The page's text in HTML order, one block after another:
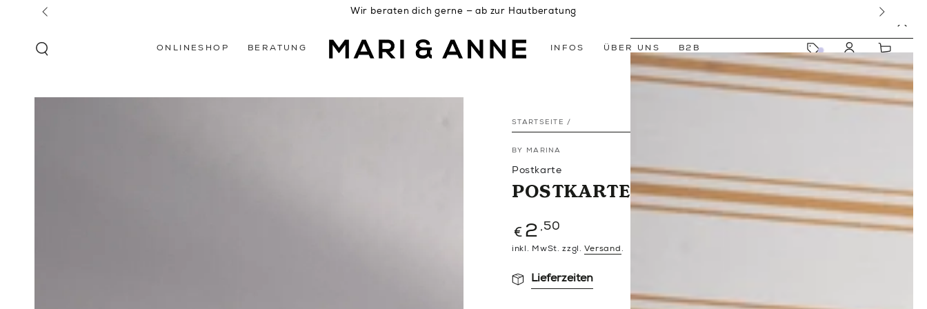
ZUM INHALT
SPRINGEN
Wir beraten dich gerne — ab zur Hautberatung
ONLINESHOP BERATUNG INFOS ÜBER UNS B2B Warenkorb
STARTSEITE /
BY MARINA
Postkarte
POSTKARTE
Regulärer
€ 2 ,50
inkl. MwSt. zzgl. Versand .
Lieferzeiten